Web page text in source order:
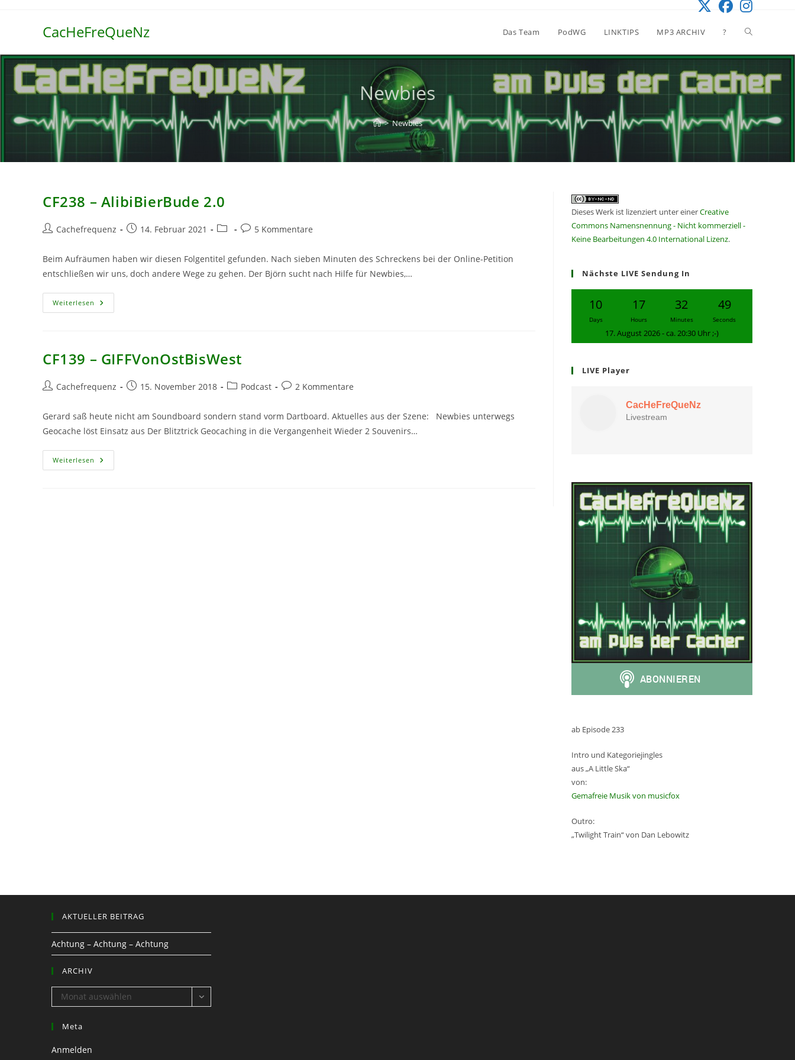
CacHeFreQueNz Das Team PodWG LINKTIPS MP3 ARCHIV ? Website-
Suche
umschalten
Newbies
> Newbies
CF238 – AlibiBierBude 2.0
Beitrags-
Cachefrequenz
Beitrag14. Februar 2021
Beitrags-Beitrags-
5 Kommentare
Beim Aufräumen haben wir diesen Folgentitel gefunden. Nach sieben Minuten des Schreckens bei der Online-Petition
entschließen wir uns, doch andere Wege zu gehen. Der Björn sucht nach Hilfe für Newbies,…
Weiterlesen CF238
–
CF139 – GIFFVonOstBisWest
Beitrags-
Cachefrequenz
Beitrag15. November 2018
Beitrags-
Podcast
Beitrags-
2 Kommentare
Gerard saß heute nicht am Soundboard sondern stand vorm Dartboard. Aktuelles aus der Szene: Newbies unterwegs
Geocache löst Einsatz aus Der Blitztrick Geocaching in die Vergangenheit Wieder 2 Souvenirs…
Weiterlesen CF139
–
Dieses Werk ist lizenziert unter einerCreative
Commons Namensnennung - Nicht kommerziell -
Keine Bearbeitungen 4.0 International Lizenz.
Nächste LIVE Sendung In
10
Days
17
Hours
32
Minutes
48
Seconds
17. August 2026 - ca. 20:30 Uhr ;-)
LIVE Player
ab Episode 233
Intro und Kategoriejingles
aus „A Little Ska“
von:
Gemafreie Musik von musicfox
Outro:
„Twilight Train“ von Dan Lebowitz
AKTUELLER BEITRAG
Achtung – Achtung – Achtung
ARCHIV
ARCHIV
Monat auswählen
Meta
Anmelden